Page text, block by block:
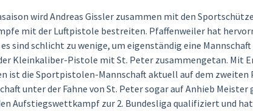
wird Andreas Gissler zusammen mit den
mit der Luftpistole bestreiten. Pfaffenweiler hat
sind schlicht zu wenige, um eigenständig eine
Kleinkaliber-Pistole mit St. Peter zusammengetan. Mit
ist die Sportpistolen-Mannschaft aktuell auf dem zweiten
unter der Fahne von St. Peter sogar auf Anhieb
Aufstiegswettkampf zur 2. Bundesliga qualifiziert und